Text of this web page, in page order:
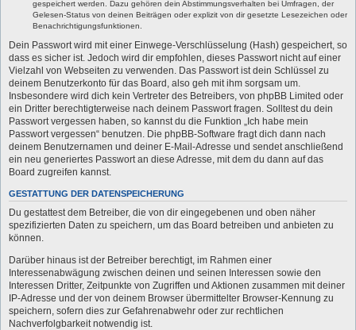
gespeichert werden. Dazu gehören dein Abstimmungsverhalten bei Umfragen, der
Gelesen-Status von deinen Beiträgen oder explizit von dir gesetzte Lesezeichen oder
Benachrichtigungsfunktionen.
Dein Passwort wird mit einer Einwege-Verschlüsselung (Hash) gespeichert, so
dass es sicher ist. Jedoch wird dir empfohlen, dieses Passwort nicht auf einer
Vielzahl von Webseiten zu verwenden. Das Passwort ist dein Schlüssel zu
deinem Benutzerkonto für das Board, also geh mit ihm sorgsam um.
Insbesondere wird dich kein Vertreter des Betreibers, von phpBB Limited oder
ein Dritter berechtigterweise nach deinem Passwort fragen. Solltest du dein
Passwort vergessen haben, so kannst du die Funktion „Ich habe mein
Passwort vergessen“ benutzen. Die phpBB-Software fragt dich dann nach
deinem Benutzernamen und deiner E-Mail-Adresse und sendet anschließend
ein neu generiertes Passwort an diese Adresse, mit dem du dann auf das
Board zugreifen kannst.
GESTATTUNG DER DATENSPEICHERUNG
Du gestattest dem Betreiber, die von dir eingegebenen und oben näher
spezifizierten Daten zu speichern, um das Board betreiben und anbieten zu
können.
Darüber hinaus ist der Betreiber berechtigt, im Rahmen einer
Interessenabwägung zwischen deinen und seinen Interessen sowie den
Interessen Dritter, Zeitpunkte von Zugriffen und Aktionen zusammen mit deiner
IP-Adresse und der von deinem Browser übermittelter Browser-Kennung zu
speichern, sofern dies zur Gefahrenabwehr oder zur rechtlichen
Nachverfolgbarkeit notwendig ist.